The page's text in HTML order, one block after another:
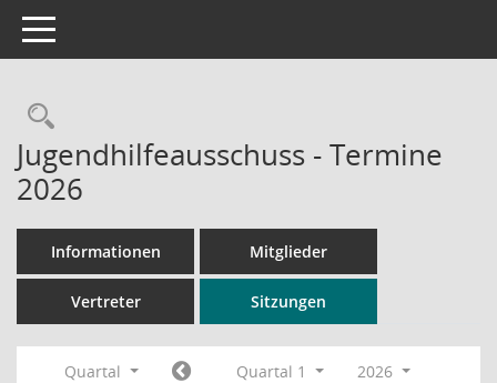
Toggle navigation
Rechercheauswahl
Jugendhilfeausschuss - Termine
2026
Informationen Mitglieder
Vertreter Sitzungen
Quartal Quartal 1
2026